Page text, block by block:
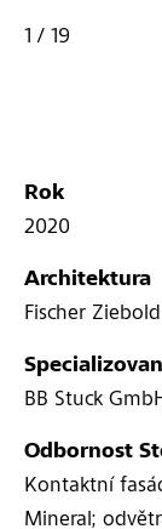
1 / 19
Rok
2020
Architektura
Fischer
BB Stuck
Odbornost
Kontaktní
Mineral;